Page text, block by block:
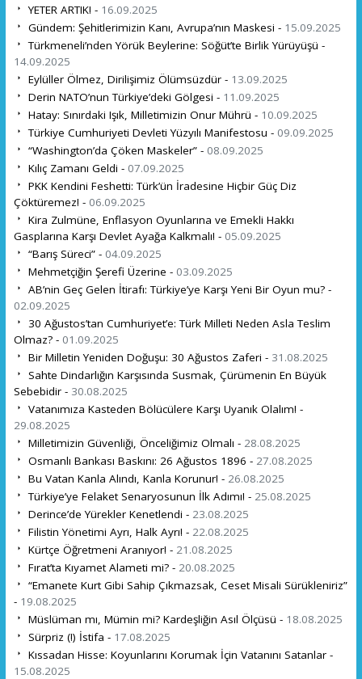
YETER ARTIK! - 16.09.2025
Gündem: Şehitlerimizin Kanı, Avrupa’nın Maskesi - 15.09.2025
Türkmeneli’nden Yörük Beylerine: Söğüt’te Birlik Yürüyüşü -
14.09.2025
Eylüller Ölmez, Dirilişimiz Ölümsüzdür - 13.09.2025
Derin NATO’nun Türkiye’deki Gölgesi - 11.09.2025
Hatay: Sınırdaki Işık, Milletimizin Onur Mührü - 10.09.2025
Türkiye Cumhuriyeti Devleti Yüzyılı Manifestosu - 09.09.2025
“Washington’da Çöken Maskeler” - 08.09.2025
Kılıç Zamanı Geldi - 07.09.2025
PKK Kendini Feshetti: Türk’ün İradesine Hiçbir Güç Diz
Çöktüremez! - 06.09.2025
Kira Zulmüne, Enflasyon Oyunlarına ve Emekli Hakkı
Gasplarına Karşı Devlet Ayağa Kalkmalı! - 05.09.2025
“Barış Süreci” - 04.09.2025
Mehmetçiğin Şerefi Üzerine - 03.09.2025
AB’nin Geç Gelen İtirafı: Türkiye’ye Karşı Yeni Bir Oyun mu? -
02.09.2025
30 Ağustos’tan Cumhuriyet’e: Türk Milleti Neden Asla Teslim
Olmaz? - 01.09.2025
Bir Milletin Yeniden Doğuşu: 30 Ağustos Zaferi - 31.08.2025
Sahte Dindarlığın Karşısında Susmak, Çürümenin En Büyük
Sebebidir - 30.08.2025
Vatanımıza Kasteden Bölücülere Karşı Uyanık Olalım! -
29.08.2025
Milletimizin Güvenliği, Önceliğimiz Olmalı - 28.08.2025
Osmanlı Bankası Baskını: 26 Ağustos 1896 - 27.08.2025
Bu Vatan Kanla Alındı, Kanla Korunur! - 26.08.2025
Türkiye’ye Felaket Senaryosunun İlk Adımı! - 25.08.2025
Derince’de Yürekler Kenetlendi - 23.08.2025
Filistin Yönetimi Ayrı, Halk Ayrı! - 22.08.2025
Kürtçe Öğretmeni Aranıyor! - 21.08.2025
Fırat’ta Kıyamet Alameti mi? - 20.08.2025
“Emanete Kurt Gibi Sahip Çıkmazsak, Ceset Misali Sürükleniriz”
- 19.08.2025
Müslüman mı, Mümin mi? Kardeşliğin Asıl Ölçüsü - 18.08.2025
Sürpriz (!) İstifa - 17.08.2025
Kıssadan Hisse: Koyunlarını Korumak İçin Vatanını Satanlar -
15.08.2025